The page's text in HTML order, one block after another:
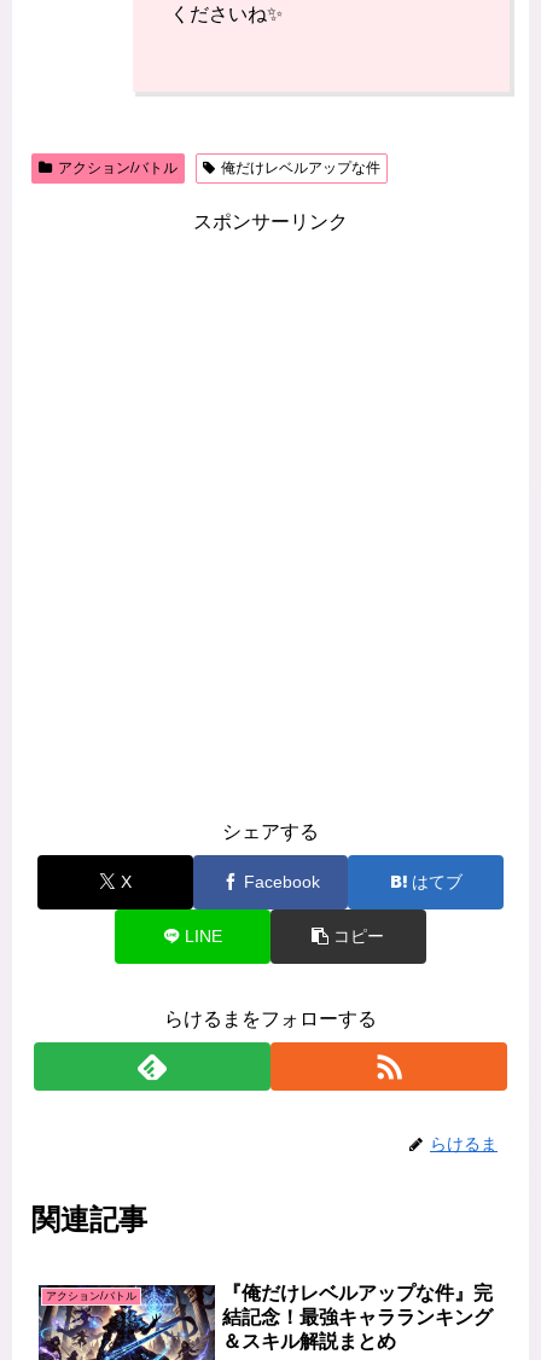
くださいね✨
アクション/バトル 俺だけレベルアップな件
スポンサーリンク
シェアする
X Facebook はてブ
LINE コピー
らけるまをフォローする
らけるま
関連記事
アクション/バトル
『俺だけレベルアップな件』完
結記念！最強キャラランキング
＆スキル解説まとめ